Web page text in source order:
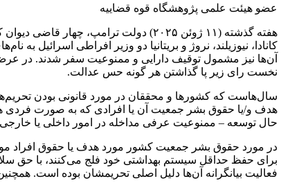
عضو هیئت علمی پژوهشگاه قوه قضاییه
هفته گذشته (۱۱ ژوئن ۲۰۲۵) دولت
کانادا، نیوزیلند، نروژ و بریتانیا دو وزیر افراطی اسرائیل
آن‌ها نیز مشمول توقیف دارایی و ممنوعیت سفر شدند. در
نخست رای زیر پا گذاشتن هر گونه حس عدالت.
سال‌هاست که کشورها و محققان در مورد قانونی بودن
هدف و/یا حقوق بشر جمعیت آن یا افرادی که به صورت
حال توسعه – ممنوعیت عرفی مداخله در امور داخلی یا خارجی
در مورد حقوق بشر جمعیت کشور مورد هدف یا حقوق افراد
برای حفظ حداقل سیستم بهداشتی خود فلج می‌کنند، با حق
فعالیت بیانگرانه‌ آن‌ها دلیل اصلی تحریمشان بوده است.